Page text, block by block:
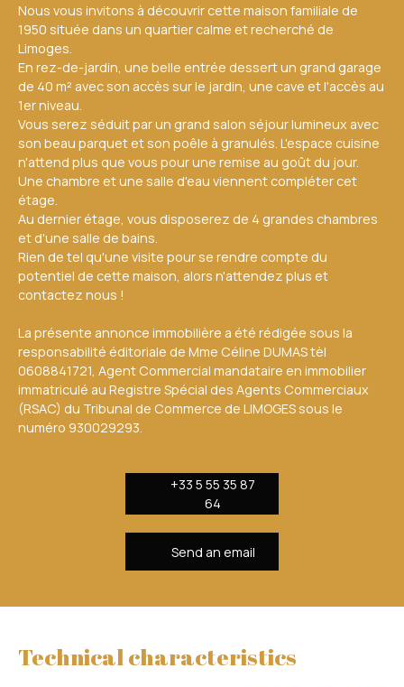
Nous vous invitons à découvrir cette maison familiale de
1950 située dans un quartier calme et recherché de
Limoges.
En rez-de-jardin, une belle entrée dessert un grand garage
de 40 m² avec son accès sur le jardin, une cave et l'accès au
1er niveau.
Vous serez séduit par un grand salon séjour lumineux avec
son beau parquet et son poêle à granulés. L'espace cuisine
n'attend plus que vous pour une remise au goût du jour.
Une chambre et une salle d'eau viennent compléter cet
étage.
Au dernier étage, vous disposerez de 4 grandes chambres
et d'une salle de bains.
Rien de tel qu'une visite pour se rendre compte du
potentiel de cette maison, alors n'attendez plus et
contactez nous !
La présente annonce immobilière a été rédigée sous la
responsabilité éditoriale de Mme Céline DUMAS tèl
0608841721, Agent Commercial mandataire en immobilier
immatriculé au Registre Spécial des Agents Commerciaux
(RSAC) du Tribunal de Commerce de LIMOGES sous le
numéro 930029293.
+33 5 55 35 87
64
Send an email
Technical characteristics